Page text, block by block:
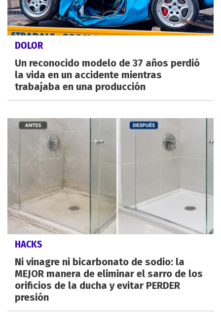
DOLOR
Un reconocido modelo de 37 años perdió
la vida en un accidente mientras
trabajaba en una producción
HACKS
Ni vinagre ni bicarbonato de sodio: la
MEJOR manera de eliminar el sarro de los
orificios de la ducha y evitar PERDER
presión